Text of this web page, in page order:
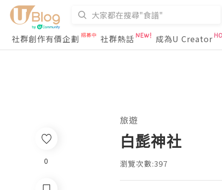
社群創作有價企劃 社群熱話 成為U Creator
旅遊
白髭神社
瀏覽次數:397
0